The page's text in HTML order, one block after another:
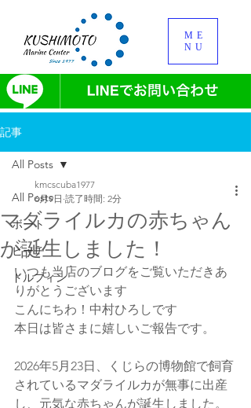
ME
NU
記事
All Posts
ボート
ビーチ
ドルフィン
All Posts
マダライルカの赤ちゃん
が誕生しました！
kmcscuba1977
6月9日 読了時間: 2分
いつも当店のブログをご覧いただきあ
りがとうございます
こんにちわ！中村ひろしです
本日は皆さまに嬉しいご報告です。
2026年5月23日、くじらの博物館で飼育
されているマダライルカが無事に出産
し、元気な赤ちゃんが誕生しました。